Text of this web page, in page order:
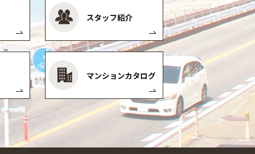
スタッフ紹介
マンションカタログ